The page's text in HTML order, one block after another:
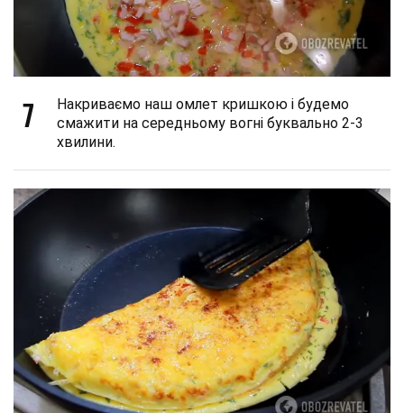
7
Накриваємо наш омлет кришкою і будемо
смажити на середньому вогні буквально 2-3
хвилини.